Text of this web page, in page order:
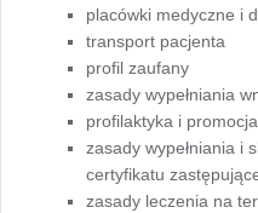
placówki medyczne i
transport pacjenta
profil zaufany
zasady wypełniania
profilaktyka i
zasady wypełniania i
certyfikatu
zasady leczenia na